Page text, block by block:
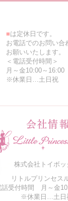
■は定休日です。
お電話でのお問い合
お願いいたします。
＜電話受付時間＞
月～金10:00～16:00
※休業日…土日祝
株式会社トイボッ
リトルプリンセス
話受付時間 月～金
※休業日…土日